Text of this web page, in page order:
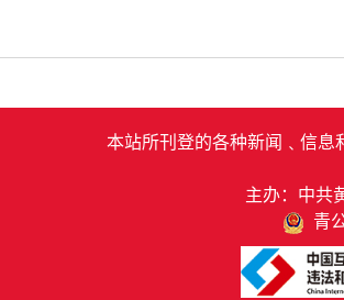
本站所刊登的各种新闻﹑信息
主办：中共
青